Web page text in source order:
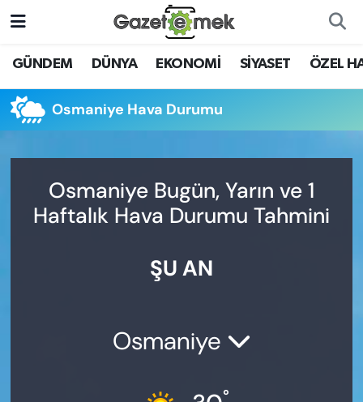
GÜNDEM DÜNYA EKONOMİ SİYASET ÖZEL
Osmaniye Hava Durumu
Osmaniye Bugün, Yarın ve 1
Haftalık Hava Durumu Tahmini
ŞU AN
Osmaniye
°
DÜNYA
EKONOMİ
YENİ MEDYADA EMEK
GAZETECİLİĞİNİ GELİŞTİRMEK
Nöbetçi Eczaneler
Hava Durumu
Trafik Durumu
Süper Lig Puan Durumu ve Fikstür
Haber Arşivi